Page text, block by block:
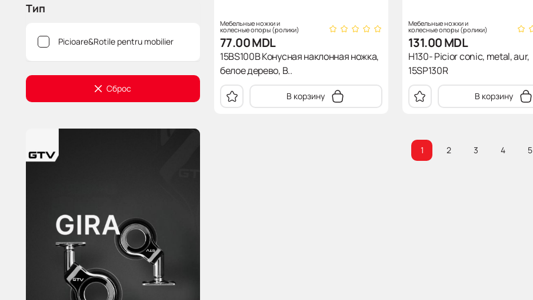
80
Тип
Picioare&Rotile pentru mobilier
Сброс
Мебельные ножки и
колесные опоры (ролики)
77.00MDL
15BS100B Конусная наклонная ножка,
белое дерево, В..
В корзину
Мебельные ножки и
колесные опоры (ролики)
131.00MDL
H130- Picior conic, metal, aur,
15SP130R
В корзину
1 2 3 4 5